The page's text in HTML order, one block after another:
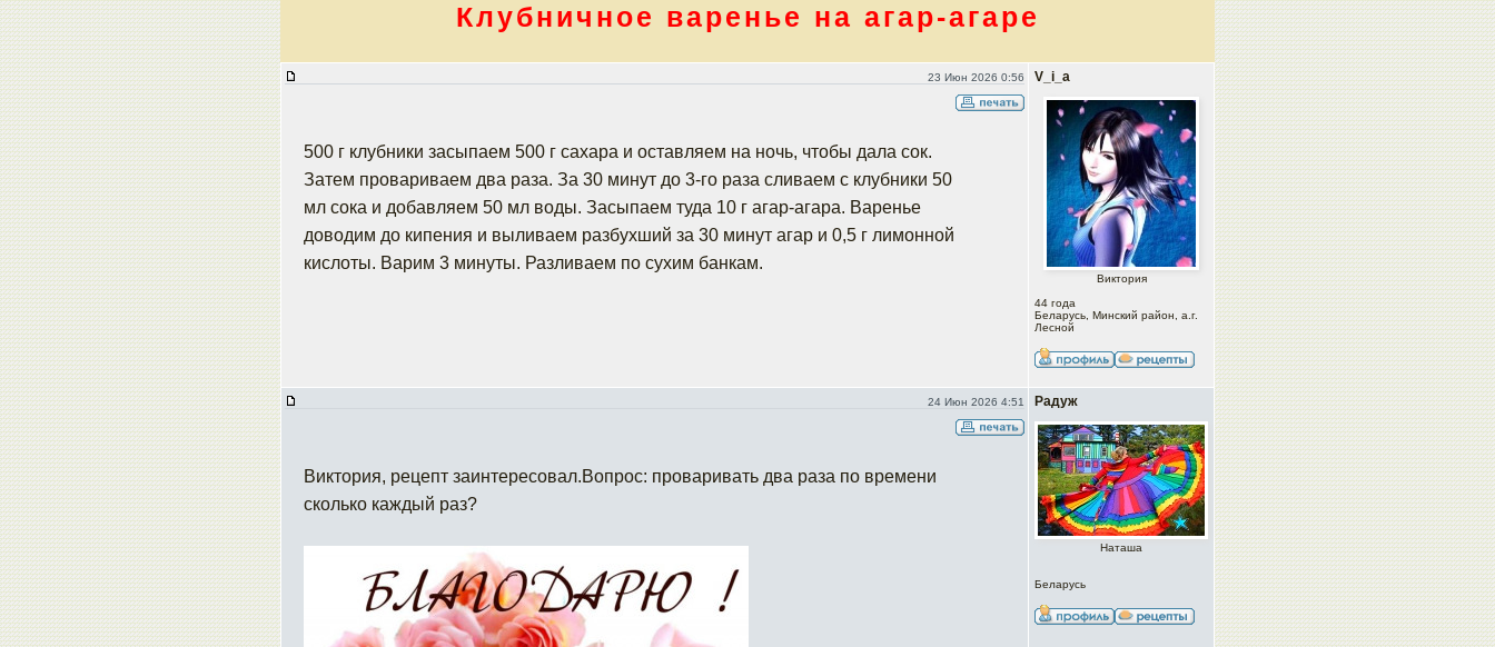
Клубничное варенье на агар-агаре
23 Июн 2026 0:56 V_i_a
Виктория
44 года
Беларусь, Минский район, а.г.
Лесной
500 г клубники засыпаем 500 г сахара и оставляем на ночь, чтобы дала сок.
Затем провариваем два раза. За 30 минут до 3-го раза сливаем с клубники 50
мл сока и добавляем 50 мл воды. Засыпаем туда 10 г агар-агара. Варенье
доводим до кипения и выливаем разбухший за 30 минут агар и 0,5 г лимонной
кислоты. Варим 3 минуты. Разливаем по сухим банкам.
24 Июн 2026 4:51 Радуж
Наташа
Беларусь
Виктория, рецепт заинтересовал.Вопрос: проваривать два раза по времени
сколько каждый раз?